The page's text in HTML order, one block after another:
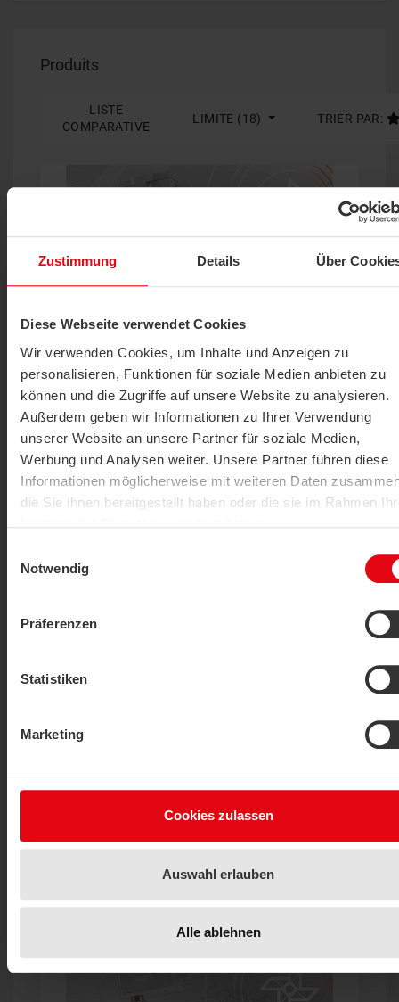
Zustimmung Details Über
Diese Webseite verwendet Cookies
Wir verwenden Cookies, um Inhalte und Anzeigen zu
personalisieren, Funktionen für soziale Medien anbieten zu
können und die Zugriffe auf unsere Website zu analysieren.
Außerdem geben wir Informationen zu Ihrer Verwendung
unserer Website an unsere Partner für soziale Medien,
Werbung und Analysen weiter. Unsere Partner führen diese
Informationen möglicherweise mit weiteren Daten
die Sie ihnen bereitgestellt haben oder die sie im Rahmen
Datenschutzerklärung
Notwendig
Präferenzen
Statistiken
Marketing
Cookies zulassen
Auswahl erlauben
Alle ablehnen
Produits
LISTE
COMPARATIVE
LIMITE (18) TRIER PAR:
Capteur à visser, Capteur de gaine
SFK02+ FR passif
AFFICHER L'ARTICLE
Capteur à visser, Capteur de gaine
SFK02+ FR RS485 BACnet
AFFICHER L'ARTICLE